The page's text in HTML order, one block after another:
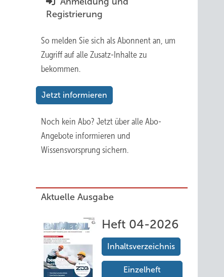
Registrierung
So melden Sie sich als Abonnent an, um
Zugriff auf alle Zusatz-Inhalte zu
bekommen.
Jetzt informieren
Noch kein Abo? Jetzt über alle Abo-
Angebote informieren und
Wissensvorsprung sichern.
Aktuelle Ausgabe
Heft 04-2026
Inhaltsverzeichnis
Einzelheft